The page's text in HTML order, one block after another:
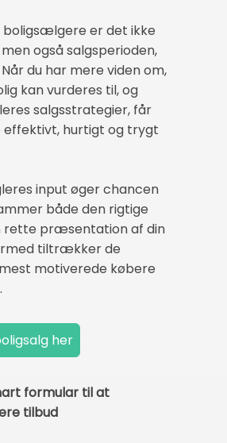
boligsælgere er det ikke
også salgsperioden,
du har mere viden om,
kan vurderes til, og
salgsstrategier, får
effektivt, hurtigt og trygt
input øger chancen
både den rigtige
rette præsentation af din
tiltrækker de
motiverede købere
formular til at
tilbud